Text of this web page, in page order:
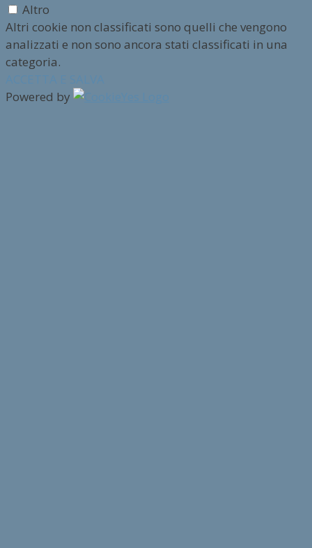
Altro
Altri cookie non classificati sono quelli che vengono
analizzati e non sono ancora stati classificati in una
categoria.
Powered by